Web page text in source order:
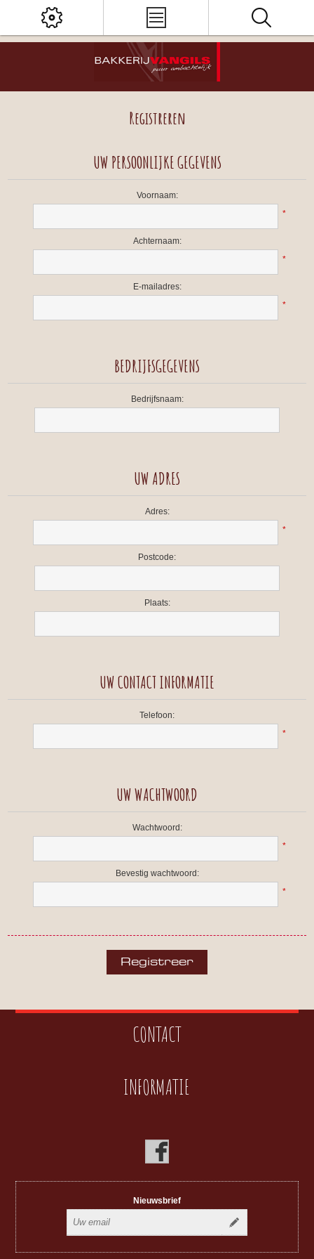
Registreren
UW PERSOONLIJKE GEGEVENS
Voornaam:
*
Achternaam:
*
E-mailadres:
*
BEDRIJFSGEGEVENS
Bedrijfsnaam:
UW ADRES
Adres:
*
Postcode:
Plaats:
UW CONTACT INFORMATIE
Telefoon:
*
UW WACHTWOORD
Wachtwoord:
*
Bevestig wachtwoord:
*
CONTACT
INFORMATIE
Nieuwsbrief